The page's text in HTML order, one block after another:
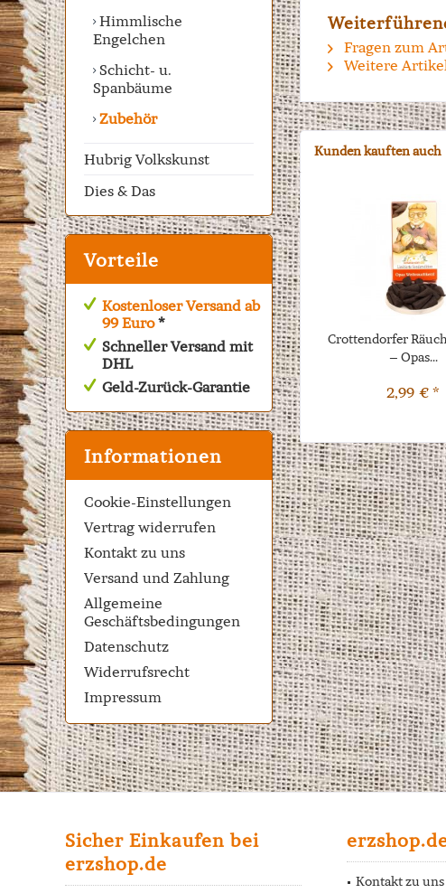
Himmlische
Engelchen
Schicht- u.
Spanbäume
Zubehör
Hubrig Volkskunst
Dies & Das
Vorteile
Kostenloser Versand ab
99 Euro*
Schneller Versand mit
DHL
Geld-Zurück-Garantie
Informationen
Cookie-Einstellungen
Vertrag widerrufen
Kontakt zu uns
Versand und Zahlung
Allgemeine
Geschäftsbedingungen
Datenschutz
Widerrufsrecht
Impressum
Fragen zum
Weitere
Kunden kauften auch
Crottendorfer
– Opas...
2,99 € *
Sicher Einkaufen bei
erzshop.de
Kontakt zu uns